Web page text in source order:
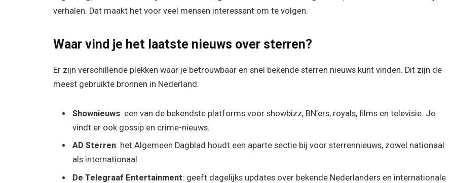
verhalen. Dat maakt het voor veel mensen interessant om te volgen.
Waar vind je het laatste nieuws over sterren?
Er zijn verschillende plekken waar je betrouwbaar en snel bekende sterren nieuws kunt vinden. Dit zijn de
meest gebruikte bronnen in Nederland:
Shownieuws: een van de bekendste platforms voor showbizz, BN’ers, royals, films en televisie. Je
vindt er ook gossip en crime-nieuws.
AD Sterren: het Algemeen Dagblad houdt een aparte sectie bij voor sterrennieuws, zowel nationaal
als internationaal.
De Telegraaf Entertainment: geeft dagelijks updates over bekende Nederlanders en internationale